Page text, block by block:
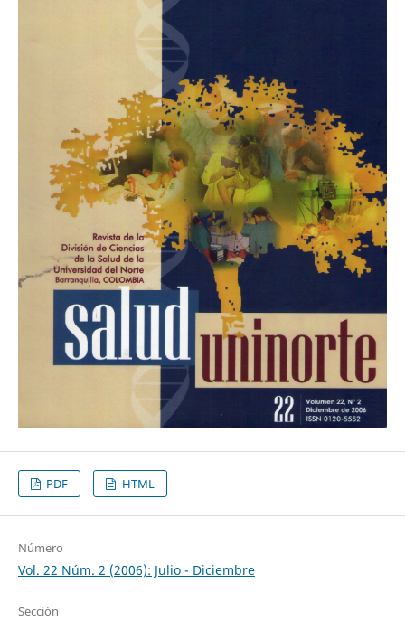
PDF HTML
Número
Vol. 22 Núm. 2 (2006): Julio - Diciembre
Sección